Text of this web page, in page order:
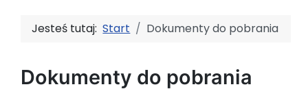
Jesteś tutaj:Start Dokumenty do pobrania
Dokumenty do pobrania